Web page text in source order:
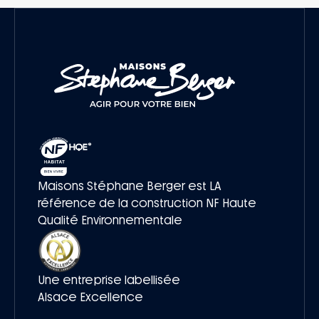
Maisons Stéphane Berger est LA
référence de la construction NF Haute
Qualité Environnementale
Une entreprise labellisée
Alsace Excellence